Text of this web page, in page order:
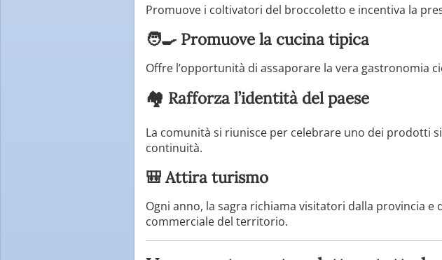
Promuove i coltivatori del broccoletto e incentiva la
🧑‍🍳 Promuove la cucina tipica
Offre l’opportunità di assaporare la vera gastronomia
🏘️ Rafforza l’identità del paese
La comunità si riunisce per celebrare uno dei prodotti
continuità.
🎒 Attira turismo
Ogni anno, la sagra richiama visitatori dalla provincia
commerciale del territorio.